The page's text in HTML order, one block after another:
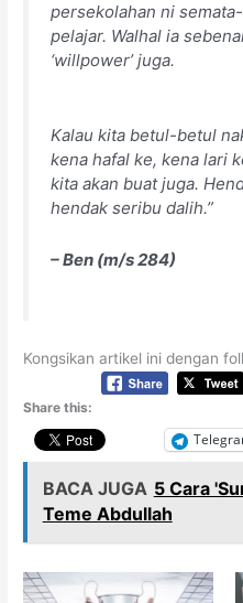
persekolahan ni
pelajar. Walhal ia
‘willpower’ juga.
Kalau kita betul-betul
kena hafal ke, kena lari
kita akan buat juga.
hendak seribu dalih.”
– Ben (m/s 284)
Kongsikan artikel ini dengan
Share this:
BACA JUGA 5 Cara
Teme Abdullah